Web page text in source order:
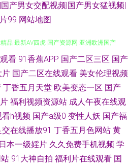
产男女交配视频|国产男女猛视频|
99 网站地图
品国产资源 影音先锋日韩av 国产精品自
品 最新AV四虎 国产资源网 亚洲欧洲国产
九色蝌蚪熟女 人人c人爽 啊v网址 夜夜撸
美成人性色影院 91夜夜撸福利视频 日韩
网 日韩无码不卡 91撸影视 人人草人人妻
看 91香蕉APP 国产二区三区 国产
片 国产二区在线观看 美女伦理视频
丁香五月天堂 欧美变态一区 国产
福利视频资源站 成人午夜在线观
h视频 国产a级0 变性人妖 国产福
交在线播放91 丁香五月色网站 黄
日本一级婬片 久久免费手机视频 学
91大神自拍 福利片在线观看 国